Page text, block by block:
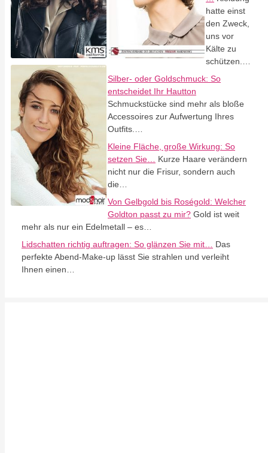
hatte einst
den Zweck,
uns vor
Kälte zu
schützen.…
Silber- oder Goldschmuck: So
entscheidet Ihr Hautton
Schmuckstücke sind mehr als bloße
Accessoires zur Aufwertung Ihres
Outfits.…
Kleine Fläche, große Wirkung: So
setzen Sie…
Kurze Haare verändern
nicht nur die Frisur, sondern auch
die…
Von Gelbgold bis Roségold: Welcher
Goldton passt zu mir? Gold ist weit
mehr als nur ein Edelmetall – es…
Lidschatten richtig auftragen: So glänzen Sie mit…
Das
perfekte Abend-Make-up lässt Sie strahlen und verleiht
Ihnen einen…